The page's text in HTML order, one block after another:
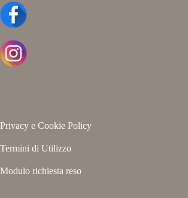
Privacy e Cookie Policy
Termini di Utilizzo
Modulo richiesta reso